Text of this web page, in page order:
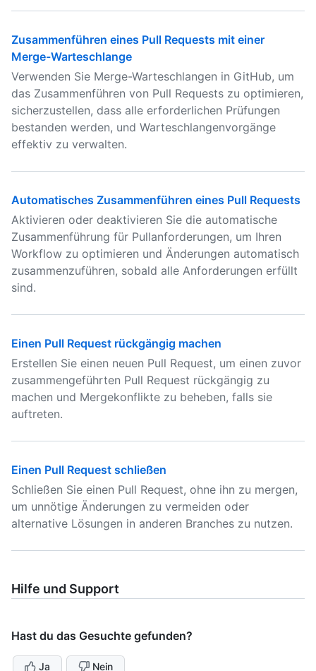
Zusammenführen eines Pull Requests mit einer
Merge-Warteschlange
Verwenden Sie Merge-Warteschlangen in GitHub, um
das Zusammenführen von Pull Requests zu optimieren,
sicherzustellen, dass alle erforderlichen Prüfungen
bestanden werden, und Warteschlangenvorgänge
effektiv zu verwalten.
Automatisches Zusammenführen eines Pull Requests
Aktivieren oder deaktivieren Sie die automatische
Zusammenführung für Pullanforderungen, um Ihren
Workflow zu optimieren und Änderungen automatisch
zusammenzuführen, sobald alle Anforderungen erfüllt
sind.
Einen Pull Request rückgängig machen
Erstellen Sie einen neuen Pull Request, um einen zuvor
zusammengeführten Pull Request rückgängig zu
machen und Mergekonflikte zu beheben, falls sie
auftreten.
Einen Pull Request schließen
Schließen Sie einen Pull Request, ohne ihn zu mergen,
um unnötige Änderungen zu vermeiden oder
alternative Lösungen in anderen Branches zu nutzen.
Hilfe und Support
Hast du das Gesuchte gefunden?
Ja Nein